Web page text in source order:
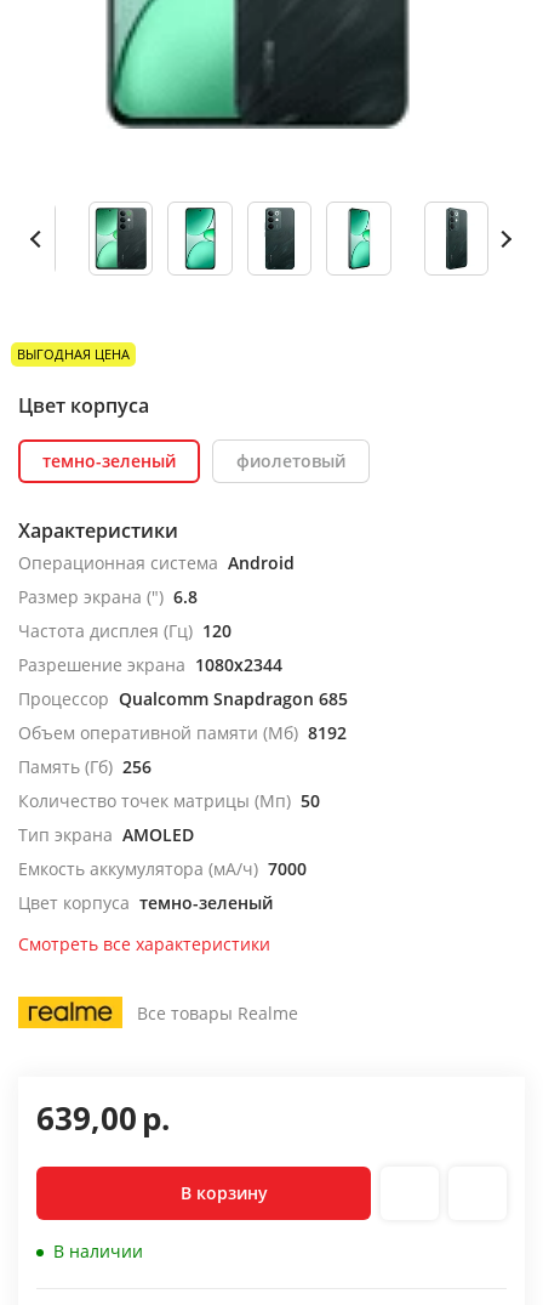
ВЫГОДНАЯ ЦЕНА
Цвет корпуса
темно-зеленый фиолетовый
Характеристики
Операционная система Android
Размер экрана (") 6.8
Частота дисплея (Гц) 120
Разрешение экрана 1080x2344
Процессор Qualcomm Snapdragon 685
Объем оперативной памяти (Мб) 8192
Память (Гб) 256
Количество точек матрицы (Мп) 50
Тип экрана AMOLED
Емкость аккумулятора (мА/ч) 7000
Цвет корпуса темно-зеленый
Смотреть все характеристики
Все товары Realme
639,00р.
В корзину
В наличии